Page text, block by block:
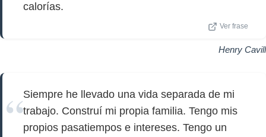
calorías.
Ver frase
Henry Cavill
Siempre he llevado una vida separada de mi
trabajo. Construí mi propia familia. Tengo mis
propios pasatiempos e intereses. Tengo un